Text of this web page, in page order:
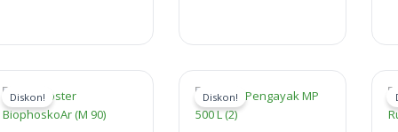
Rp831.950.
Diskon! Diskon!